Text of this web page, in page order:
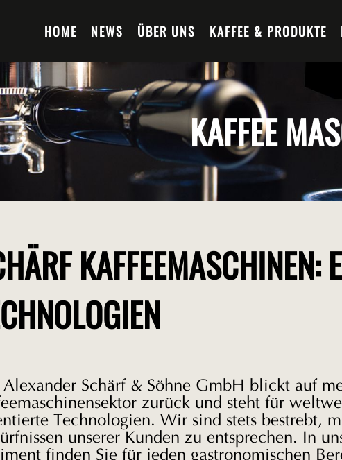
HOME NEWS ÜBER UNS KAFFEE & PRODUKTE
KAFFEE
KAFFEEMASCHINEN:
Schärf & Söhne GmbH blickt auf
zurück und steht für
Technologien. Wir sind stets bestrebt,
unserer Kunden zu entsprechen. In
finden Sie für jeden gastronomischen